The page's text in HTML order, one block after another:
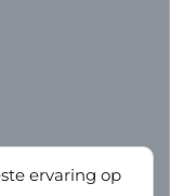
ervaring op